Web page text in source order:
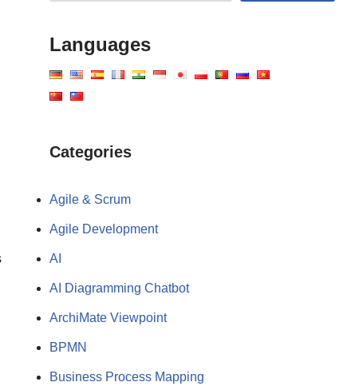
Languages
Categories
Agile & Scrum
Agile Development
AI
AI Diagramming Chatbot
ArchiMate Viewpoint
BPMN
Business Process Mapping